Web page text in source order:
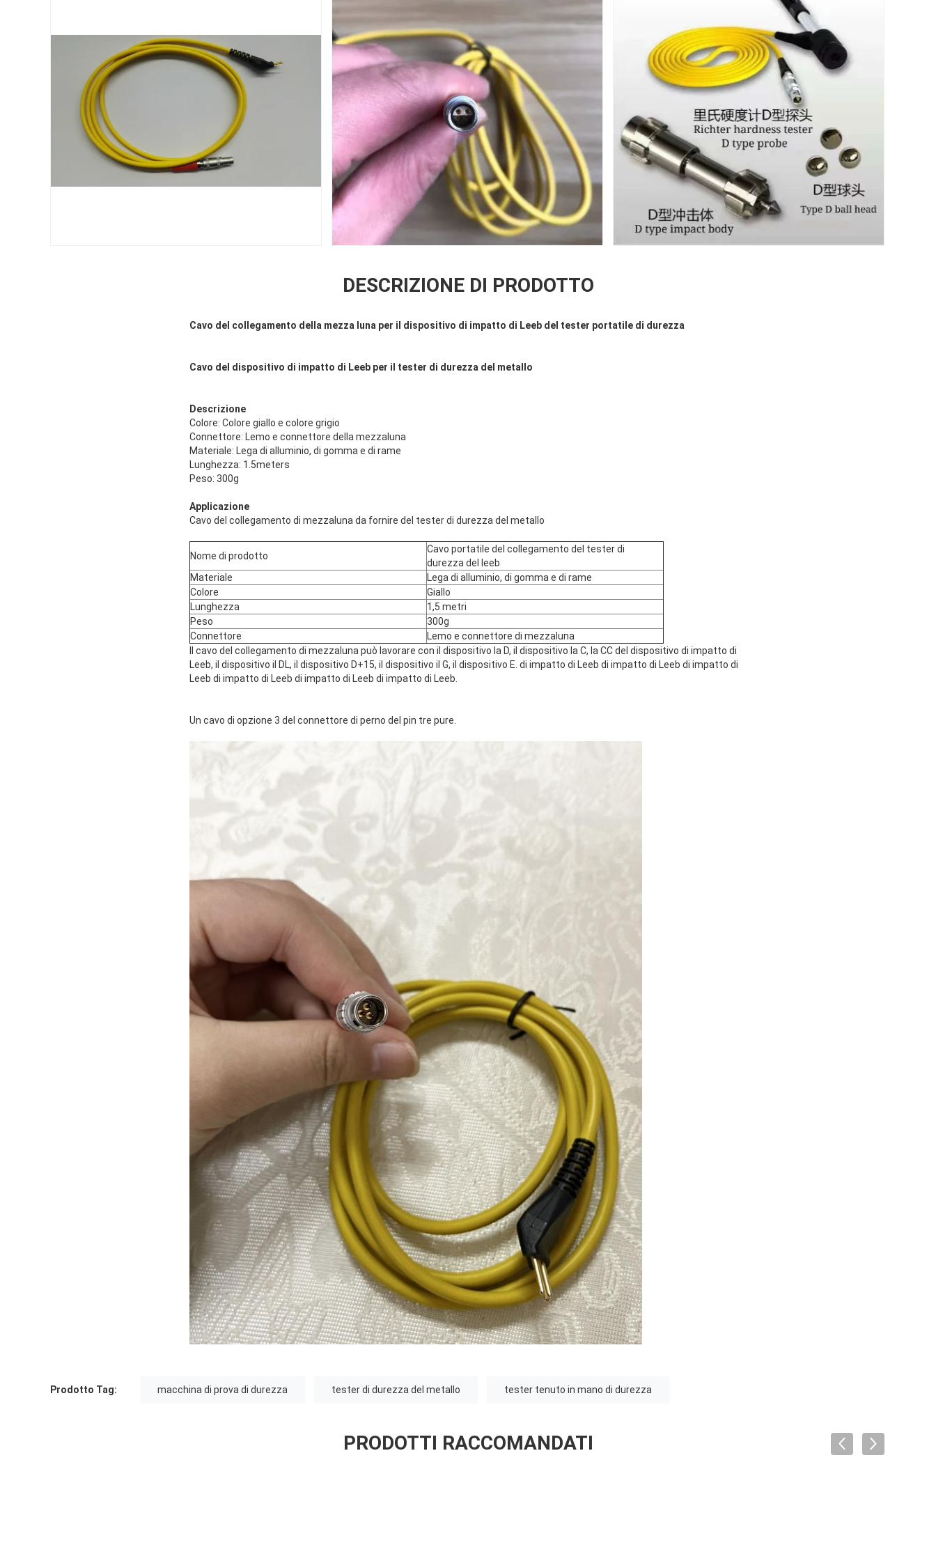
DESCRIZIONE DI PRODOTTO
Cavo del collegamento della mezza luna per il dispositivo di impatto di Leeb del tester portatile di durezza
Cavo del dispositivo di impatto di Leeb per il tester di durezza del metallo
Descrizione
Colore: Colore giallo e colore grigio
Connettore: Lemo e connettore della mezzaluna
Materiale: Lega di alluminio, di gomma e di rame
Lunghezza: 1.5meters
Peso: 300g
Applicazione
Cavo del collegamento di mezzaluna da fornire del tester di durezza del metallo
Nome di prodotto
Cavo portatile del collegamento del tester di
durezza del leeb
Materiale
Lega di alluminio, di gomma e di rame
Colore
Giallo
Lunghezza
1,5 metri
Peso
300g
Connettore
Lemo e connettore di mezzaluna
Il cavo del collegamento di mezzaluna può lavorare con il dispositivo la D, il dispositivo la C, la CC del dispositivo di impatto di
Leeb, il dispositivo il DL, il dispositivo D+15, il dispositivo il G, il dispositivo E. di impatto di Leeb di impatto di Leeb di impatto di
Leeb di impatto di Leeb di impatto di Leeb di impatto di Leeb.
Un cavo di opzione 3 del connettore di perno del pin tre pure.
Prodotto Tag: macchina di prova di durezza tester di durezza del metallo tester tenuto in mano di durezza
PRODOTTI RACCOMANDATI